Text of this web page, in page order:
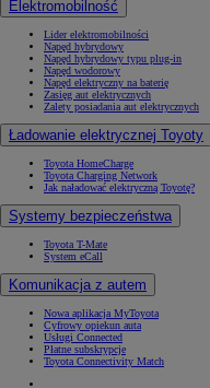
Elektromobilność
Lider elektromobilności
Napęd hybrydowy
Napęd hybrydowy typu plug-in
Napęd wodorowy
Napęd elektryczny na baterię
Zasięg aut elektrycznych
Zalety posiadania aut elektrycznych
Ładowanie elektrycznej Toyoty
Toyota HomeCharge
Toyota Charging Network
Jak naładować elektryczną Toyotę?
Systemy bezpieczeństwa
Toyota T-Mate
System eCall
Komunikacja z autem
Nowa aplikacja MyToyota
Cyfrowy opiekun auta
Usługi Connected
Płatne subskrypcje
Toyota Connectivity Match